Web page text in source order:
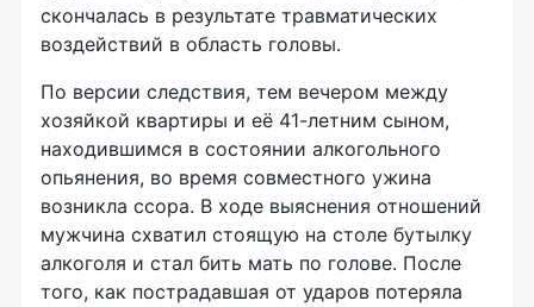
скончалась в результате травматических
воздействий в область головы.
По версии следствия, тем вечером между
хозяйкой квартиры и её 41-летним сыном,
находившимся в состоянии алкогольного
опьянения, во время совместного ужина
возникла ссора. В ходе выяснения отношений
мужчина схватил стоящую на столе бутылку
алкоголя и стал бить мать по голове. После
того, как пострадавшая от ударов потеряла